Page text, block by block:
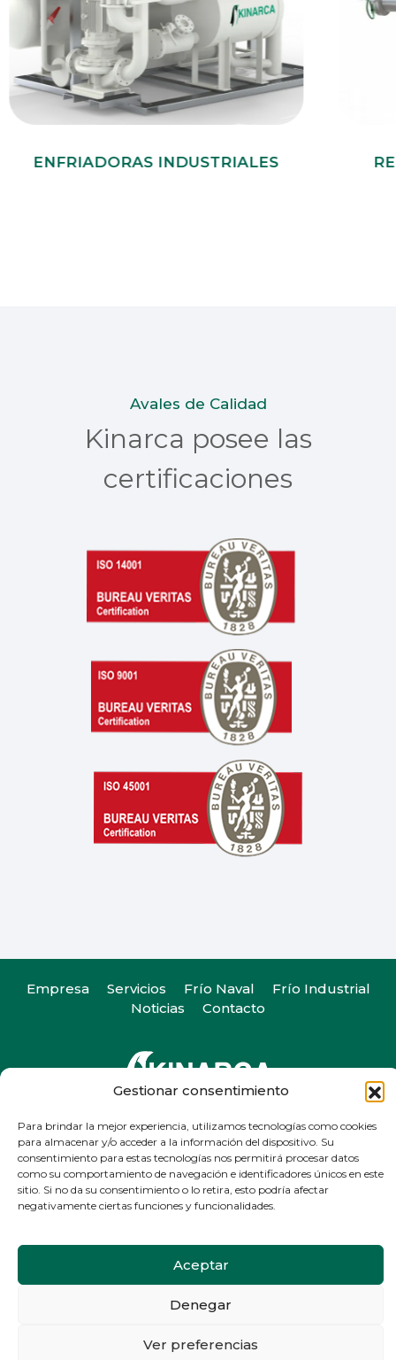
Gestionar consentimiento
Para brindar la mejor experiencia, utilizamos tecnologías como cookies
para almacenar y/o acceder a la información del dispositivo. Su
consentimiento para estas tecnologías nos permitirá procesar datos
como su comportamiento de navegación e identificadores únicos en este
sitio. Si no da su consentimiento o lo retira, esto podría afectar
negativamente ciertas funciones y funcionalidades.
Aceptar
Denegar
Ver preferencias
RECUPERADORES DE AGUA
Avales de Calidad
Kinarca posee las
certificaciones
Empresa Servicios Frío Naval
Frío Industrial
Noticias
Contacto
Camiño do Romeu 25, 36330. Vigo, Pontevedra
T+34 986 29 45 38| F +34 986 20 88 05
info@kinarca.com
Política de privacidad